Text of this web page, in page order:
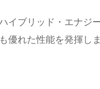
ブリッド・エナ
れた性能を発揮し